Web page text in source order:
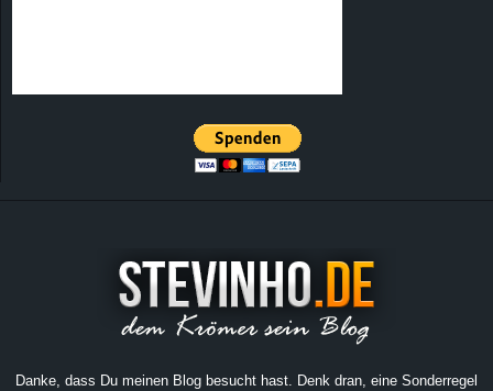
Danke, dass Du meinen Blog besucht hast. Denk dran, eine Sonderregel